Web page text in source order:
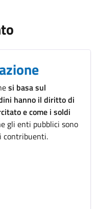
si basa sul
hanno il diritto di
e come i soldi
gli enti pubblici sono
contribuenti.